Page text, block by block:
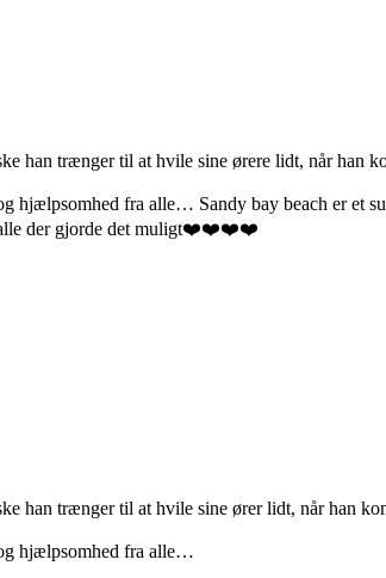
han trænger til at hvile sine ørere lidt, når han
hjælpsomhed fra alle… Sandy bay beach er et
alle der gjorde det muligt❤️❤️❤️❤️
han trænger til at hvile sine ører lidt, når han
hjælpsomhed fra alle…